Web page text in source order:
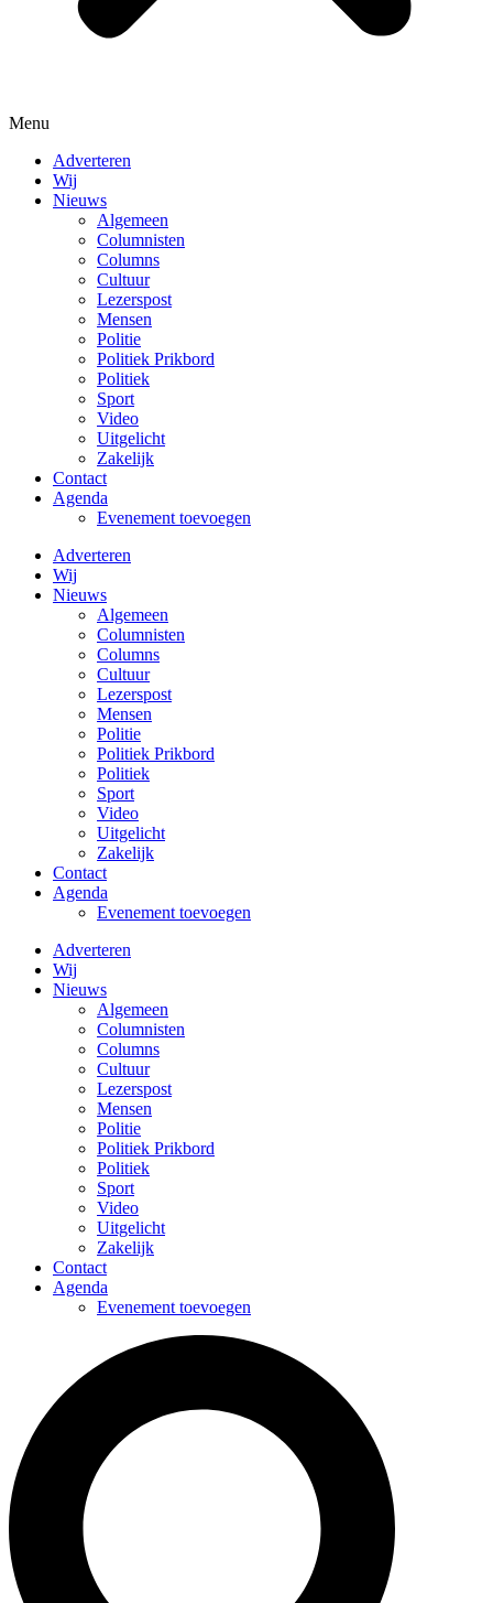
Menu
Adverteren
Wij
Nieuws
Algemeen
Columnisten
Columns
Cultuur
Lezerspost
Mensen
Politie
Politiek Prikbord
Politiek
Sport
Video
Uitgelicht
Zakelijk
Contact
Agenda
Evenement toevoegen
Adverteren
Wij
Nieuws
Algemeen
Columnisten
Columns
Cultuur
Lezerspost
Mensen
Politie
Politiek Prikbord
Politiek
Sport
Video
Uitgelicht
Zakelijk
Contact
Agenda
Evenement toevoegen
Adverteren
Wij
Nieuws
Algemeen
Columnisten
Columns
Cultuur
Lezerspost
Mensen
Politie
Politiek Prikbord
Politiek
Sport
Video
Uitgelicht
Zakelijk
Contact
Agenda
Evenement toevoegen